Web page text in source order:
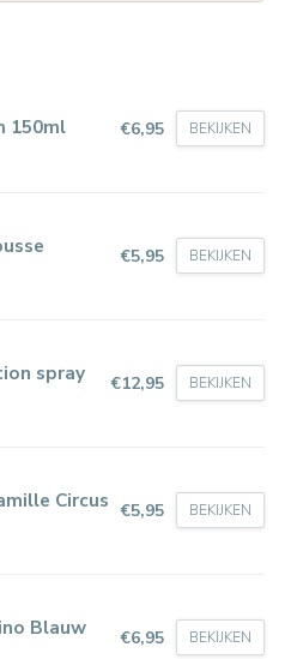
150ml €6,95 BEKIJKEN
€5,95 BEKIJKEN
spray €12,95 BEKIJKEN
Circus €5,95 BEKIJKEN
Blauw €6,95 BEKIJKEN